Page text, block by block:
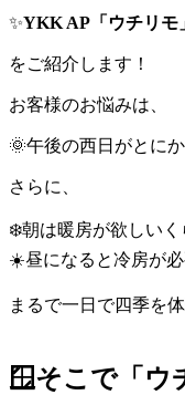
✨YKK AP「ウチリモ
をご紹介します！
お客様のお悩みは、
🌞午後の西日がとに
さらに、
❄️朝は暖房が欲しいく
☀️昼になると冷房が
まるで一日で四季を
🪟そこで「ウ